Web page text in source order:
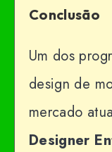
Conclusão
Um dos
design de
mercado
Designer